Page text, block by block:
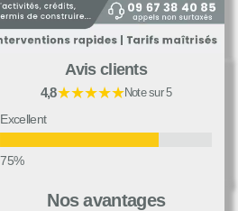
Avis clients
4,8★★★★★Note sur 5
Excellent
Nos avantages